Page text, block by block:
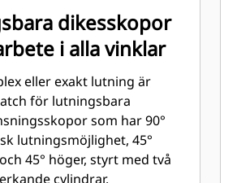
för att passa din
tillämpning. Oavsett om du
skapa ett rent, plant golv
en tandlösning som passar.
dikesskopor
i alla vinklar
eller exakt lutning är
för lutningsbara
som har 90°
lutningsmöjlighet, 45°
45° höger, styrt med två
cylindrar.